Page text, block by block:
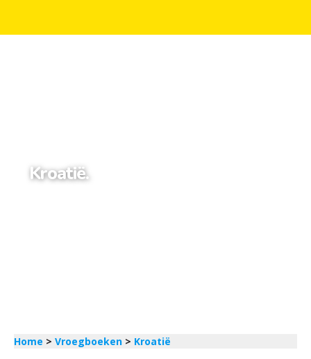
Kroatië.
Home > Vroegboeken > Kroatië